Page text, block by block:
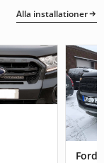
Alla installationer
Ford